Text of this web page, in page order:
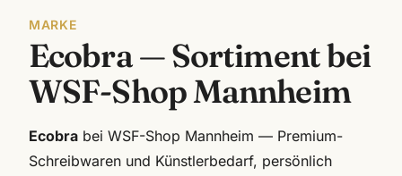
MARKE
Ecobra— Sortiment bei
WSF-Shop Mannheim
Ecobra bei WSF-Shop Mannheim — Premium-
Schreibwaren und Künstlerbedarf, persönlich